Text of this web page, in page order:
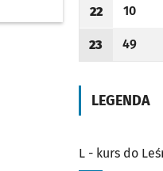
Godzina
22
Odjazd
10
minut
Godzina
23
Odjazd
49
minut
LEGENDA
L - kurs do